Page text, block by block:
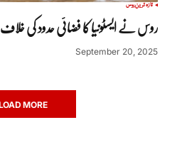
تازہ ترینروس
روس نے ایسٹونیا کا فضائی حدود کی
September 20, 2025
MORE